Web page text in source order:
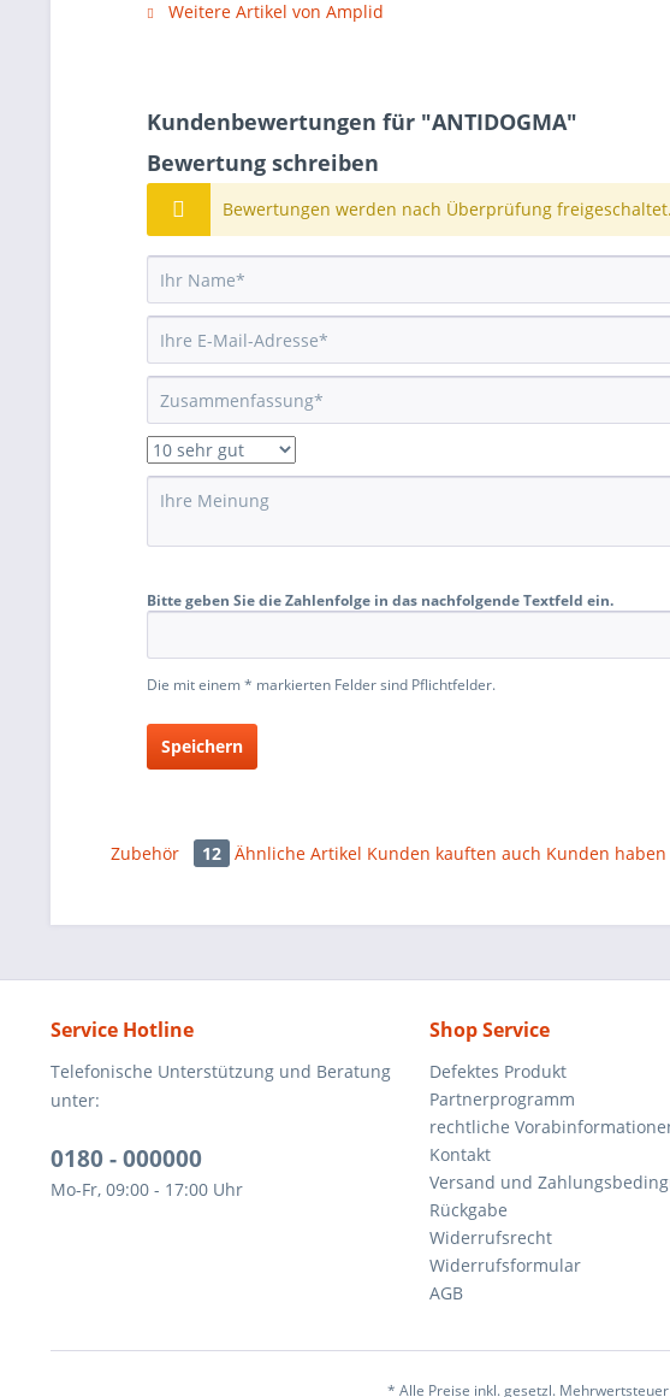
Weitere Artikel von Amplid
Kundenbewertungen für "ANTIDOGMA"
Bewertung schreiben
Bewertungen werden nach Überprüfung freigeschaltet.
Bitte geben Sie die Zahlenfolge in das nachfolgende Textfeld ein.
Die mit einem * markierten Felder sind Pflichtfelder.
Speichern
Zubehör 12 Ähnliche Artikel Kunden kauften auch Kunden
Service Hotline
Telefonische Unterstützung und Beratung
unter:
0180 - 000000
Mo-Fr, 09:00 - 17:00 Uhr
Shop Service
Defektes Produkt
Partnerprogramm
rechtliche
Kontakt
Versand und
Rückgabe
Widerrufsrecht
Widerrufsformular
AGB
* Alle Preise inkl. gesetzl.